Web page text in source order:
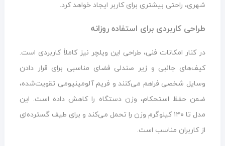
شهری، راحتی بیشتری برای کاربر ایجاد خواهد کرد.
طراحی کاربردی برای استفاده روزانه
در کنار امکانات فنی، طراحی این ویلچر نیز کاملاً کاربردی است.
کیف‌های جانبی و زیر صندلی فضای مناسبی برای قرار دادن
وسایل شخصی فراهم می‌کنند و فریم آلومینیومی تقویت‌شده،
ضمن حفظ استحکام، وزن دستگاه را کاهش داده است. این
مدل تا ۱۴۰ کیلوگرم وزن را تحمل می‌کند و برای طیف گسترده‌ای
از کاربران مناسب است.